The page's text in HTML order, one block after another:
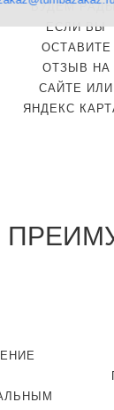
БУДЕМ
ЕСЛИ ВЫ
ОСТАВИТЕ
ОТЗЫВ НА
САЙТЕ ИЛИ
ЯНДЕКС